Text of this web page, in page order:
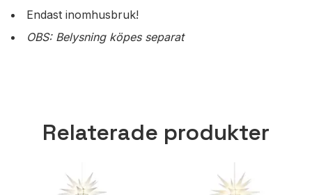
Endast inomhusbruk!
OBS: Belysning köpes separat
Relaterade produkter